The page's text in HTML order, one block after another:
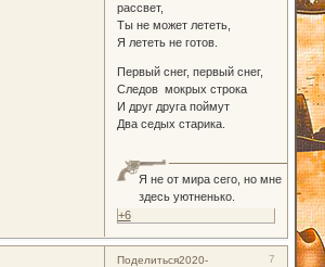
рассвет,
Ты не может лететь,
Я лететь не готов.
Первый снег, первый снег,
Следов мокрых строка
И друг друга поймут
Два седых старика.
Я не от мира сего, но мне
здесь уютненько.
+6
Поделиться 7
2020-